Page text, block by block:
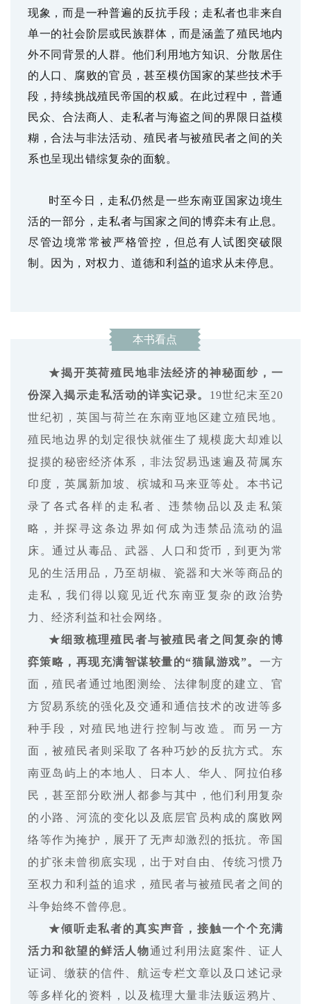
现象，而是一种普遍的反抗手段；走私者也非来自
单一的社会阶层或民族群体，而是涵盖了殖民地内
外不同背景的人群。他们利用地方知识、分散居住
的人口、腐败的官员，甚至模仿国家的某些技术手
段，持续挑战殖民帝国的权威。在此过程中，普通
民众、合法商人、走私者与海盗之间的界限日益模
糊，合法与非法活动、殖民者与被殖民者之间的关
系也呈现出错综复杂的面貌。
时至今日，走私仍然是一些东南亚国家边境生
活的一部分，走私者与国家之间的博弈未有止息。
尽管边境常常被严格管控，但总有人试图突破限
制。因为，对权力、道德和利益的追求从未停息。
本书看点
★揭开英荷殖民地非法经济的神秘面纱，一
份深入揭示走私活动的详实记录。 19世纪末至20
世纪初，英国与荷兰在东南亚地区建立殖民地。
殖民地边界的划定很快就催生了规模庞大却难以
捉摸的秘密经济体系，非法贸易迅速遍及荷属东
印度，英属新加坡、槟城和马来亚等处。本书记
录了各式各样的走私者、违禁物品以及走私策
略，并探寻这条边界如何成为违禁品流动的温
床。通过从毒品、武器、人口和货币，到更为常
见的生活用品，乃至胡椒、瓷器和大米等商品的
走私，我们得以窥见近代东南亚复杂的政治势
力、经济利益和社会网络。
★细致梳理殖民者与被殖民者之间复杂的博
弈策略，再现充满智谋较量的“猫鼠游戏”。 一方
面，殖民者通过地图测绘、法律制度的建立、官
方贸易系统的强化及交通和通信技术的改进等多
种手段，对殖民地进行控制与改造。而另一方
面，被殖民者则采取了各种巧妙的反抗方式。东
南亚岛屿上的本地人、日本人、华人、阿拉伯移
民，甚至部分欧洲人都参与其中，他们利用复杂
的小路、河流的变化以及底层官员构成的腐败网
络等作为掩护，展开了无声却激烈的抵抗。帝国
的扩张未曾彻底实现，出于对自由、传统习惯乃
至权力和利益的追求，殖民者与被殖民者之间的
斗争始终不曾停息。
★倾听走私者的真实声音，接触一个个充满
活力和欲望的鲜活人物通过利用法庭案件、证人
证词、缴获的信件、航运专栏文章以及口述记录
等多样化的资料，以及梳理大量非法贩运鸦片、